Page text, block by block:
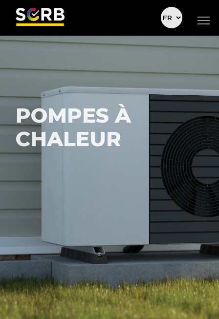
POMPES À
CHALEUR